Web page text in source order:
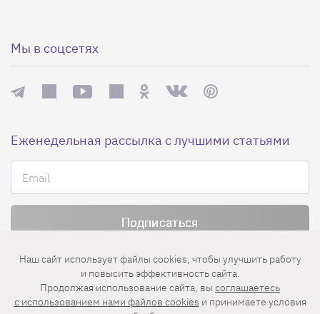
Мы в соцсетях
Еженедельная рассылка с лучшими статьями
Нажимая на кнопку «Подписаться», вы принимаете условия
пользовательского соглашения
политики конфиденциальности
и
правила рассылок
Наш сайт использует файлы cookies, чтобы улучшить работу
и повысить эффективность сайта.
Продолжая использование сайта, вы соглашаетесь
c использованием нами файлов cookies и принимаете условия